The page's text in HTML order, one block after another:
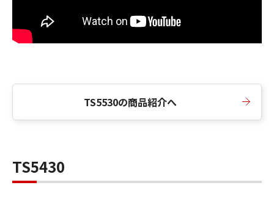
TS5530の商品紹介へ
TS5430